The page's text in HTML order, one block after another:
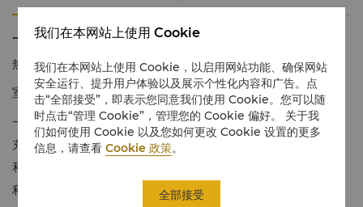
一居室豪华公寓
热线电话 1 866 565 5050
室内光线明亮，厨房设施齐全，十分便利
一居室豪华公寓是暂居吉达的宾客实现休闲放松和高效工作完之间
充分平衡的理想选择。现代设计风格和平静色调，与充足的自然光
和吉达海滨的壮丽景色相得益彰。设施完善的厨房带给您家的便
利，独立办公室成为理想的办公之地。起居和用餐空间让人怡然自
我们在本网站上使用 Cookie
我们在本网站上使用 Cookie，以启用网站功能、确保网站
安全运行、提升用户体验以及展示个性化内容和广告。点
击“全部接受”，即表示您同意我们使用 Cookie。您可以随
时点击“管理 Cookie”，管理您的 Cookie 偏好。 关于我
们如何使用 Cookie 以及您如何更改 Cookie 设置的更多
信息，请查看Cookie 政策。
全部接受